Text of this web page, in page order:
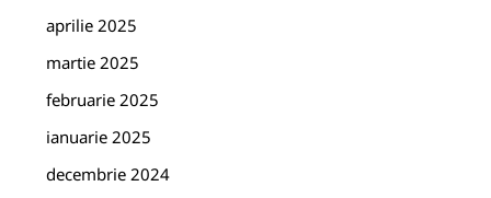
aprilie 2025
martie 2025
februarie 2025
ianuarie 2025
decembrie 2024